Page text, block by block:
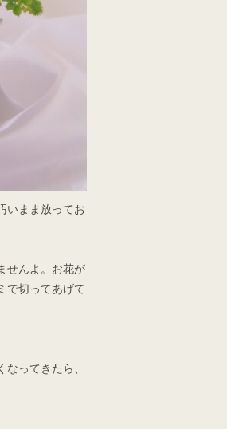
いまま放ってお
せんよ。お花が
で切ってあげて
ってきたら、